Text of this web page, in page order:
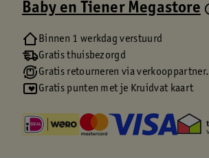
Baby en Tiener Megastore
Binnen 1 werkdag verstuurd
Gratis thuisbezorgd
Gratis retourneren via verkooppartner.
Gratis punten met je Kruidvat kaart